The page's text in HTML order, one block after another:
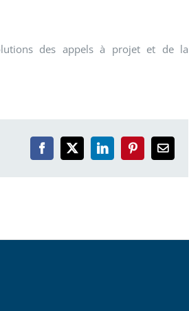
des appels à projet et de la
Facebook
X LinkedInPinterestEmail